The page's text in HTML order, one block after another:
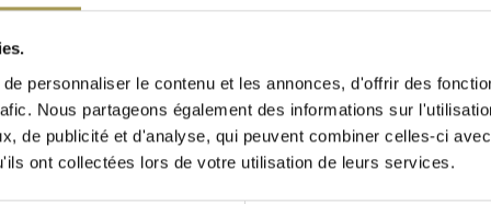
personnaliser le contenu et les annonces, d'offrir des
Nous partageons également des informations sur
de publicité et d'analyse, qui peuvent combiner celles-ci
ont collectées lors de votre utilisation de leurs services.
de direction et
pas nécessaire, mais
soigné. La patère
une composition